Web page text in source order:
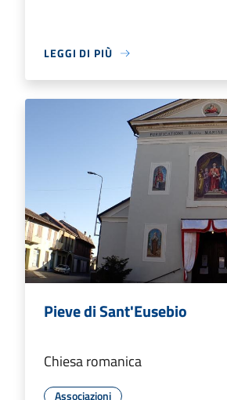
LEGGI DI PIÙ
Pieve di Sant'Eusebio
Chiesa romanica
Associazioni